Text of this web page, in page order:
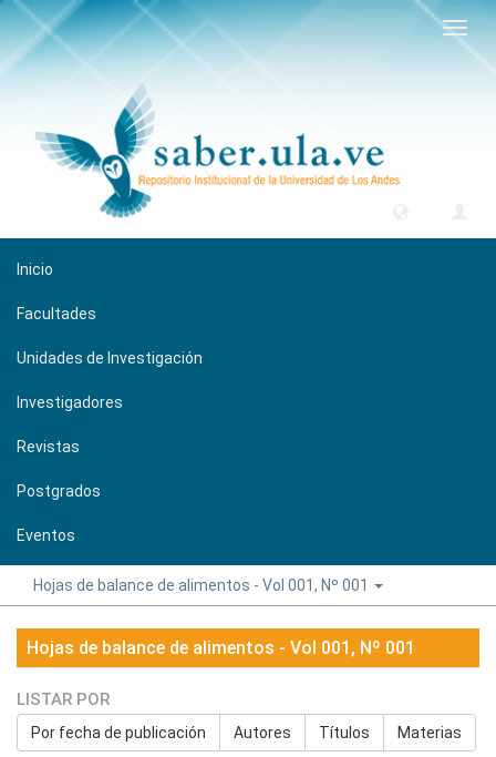
Inicio
Facultades
Unidades de Investigación
Investigadores
Revistas
Postgrados
Eventos
Hojas de balance de alimentos - Vol 001, Nº 001
Hojas de balance de alimentos - Vol 001, Nº 001
LISTAR POR
Por fecha de publicación Autores Títulos Materias